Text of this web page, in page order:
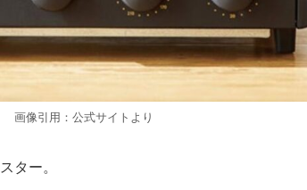
画像引用：公式サイトより
ター。